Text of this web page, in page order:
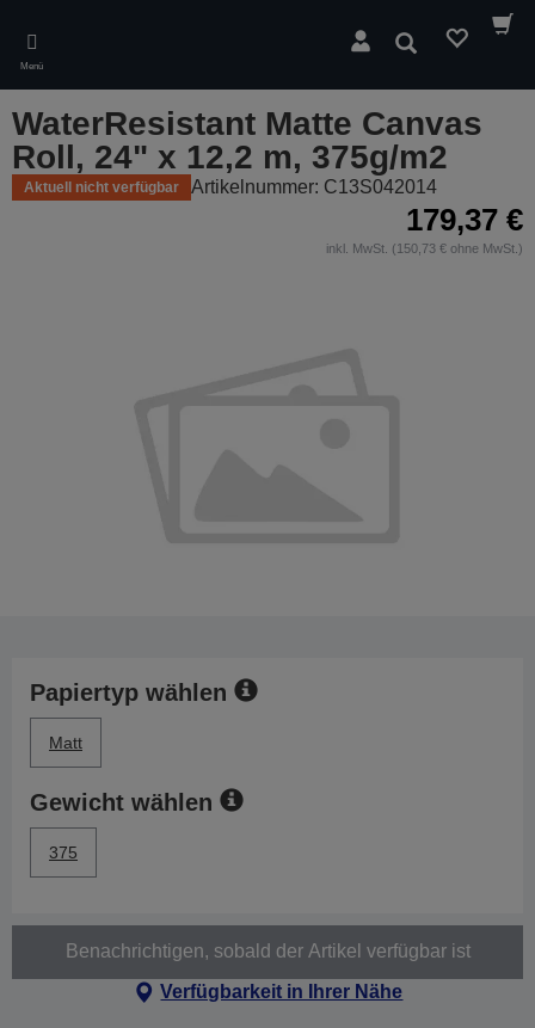
main
content
Menü
Suchen
WaterResistant Matte Canvas
Roll, 24" x 12,2 m, 375g/m2
Aktuell nicht verfügbar Artikelnummer: C13S042014
179,37 €
inkl. MwSt. (150,73 € ohne MwSt.)
Papiertyp wählen
Matt
Gewicht wählen
375
Benachrichtigen, sobald der Artikel verfügbar ist
Verfügbarkeit in Ihrer Nähe